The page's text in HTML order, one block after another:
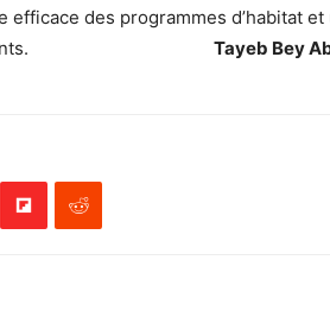
efficace des programmes d’habitat
des habitants. Tayeb Bey